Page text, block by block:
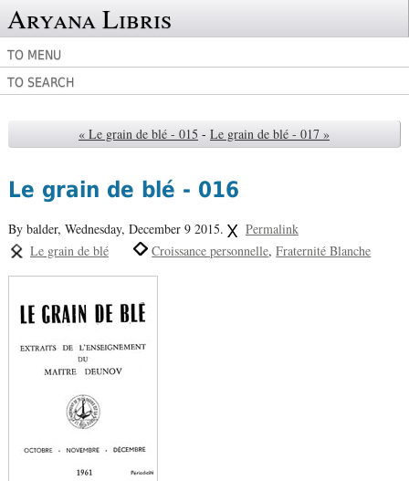
Aryana Libris
TO MENU
TO SEARCH
« Le grain de blé - 015 - Le grain de blé - 017 »
Le grain de blé - 016
By balder, Wednesday, December 9 2015.
Permalink
Le grain de blé
Croissance personnelle Fraternité Blanche